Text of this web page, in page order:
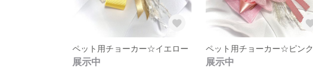
ペット用チョーカー☆イエロー
展示中
ペット用チョーカー☆ピンク
展示中